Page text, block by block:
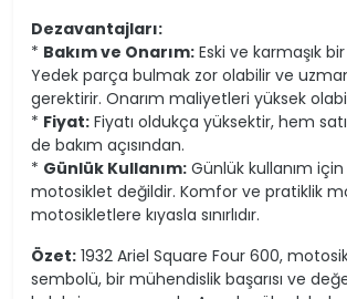
Dezavantajları:
* Bakım ve Onarım: Eski ve karmaşık
Yedek parça bulmak zor olabilir ve
gerektirir. Onarım maliyetleri yüksek
* Fiyat: Fiyatı oldukça yüksektir, hem
de bakım açısından.
* Günlük Kullanım: Günlük kullanım
motosiklet değildir. Komfor ve pratiklik
motosikletlere kıyasla sınırlıdır.
Özet: 1932 Ariel Square Four 600,
sembolü, bir mühendislik başarısı ve